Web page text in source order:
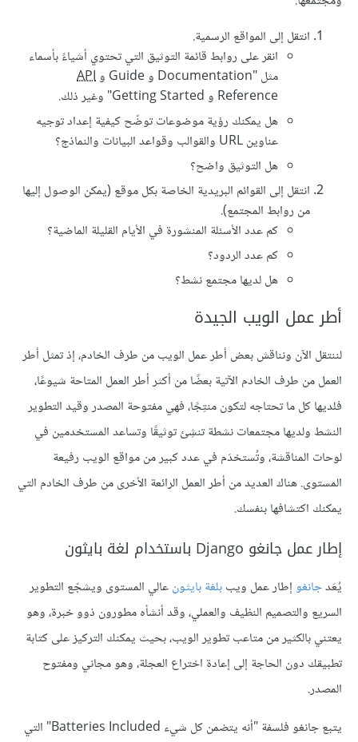
انتقل إلى المواقع الرسمية.
انقر على روابط قائمة التوثيق التي تحتوي أشياءً بأسماء
مثل "Documentation و Guide و
API
Reference و Getting Started" وغير ذلك.
هل يمكنك رؤية موضوعات توضّح كيفية إعداد توجيه
عناوين URL والقوالب وقواعد البيانات والنماذج؟
هل التوثيق واضح؟
انتقل إلى القوائم البريدية الخاصة بكل موقع (يمكن الوصول إليها
من روابط المجتمع).
كم عدد الأسئلة المنشورة في الأيام القليلة الماضية؟
كم عدد الردود؟
هل لديها مجتمع نشط؟
أطر عمل الويب الجيدة
لننتقل الآن ونناقش بعض أطر عمل الويب من طرف الخادم، إذ تمثل أطر
العمل من طرف الخادم الآتية بعضًا من أكثر أطر العمل المتاحة شيوعًا،
فلديها كل ما تحتاجه لتكون منتِجًا، فهي مفتوحة المصدر وقيد التطوير
النشط ولديها مجتمعات نشطة تنشِئ توثيقًا وتساعد المستخدمين في
لوحات المناقشة، وتُستخدَم في عدد كبير من مواقع الويب رفيعة
المستوى. هناك العديد من أطر العمل الرائعة الأخرى من طرف الخادم التي
يمكنك اكتشافها بنفسك.
إطار عمل جانغو Django باستخدام لغة بايثون
يُعَدجانغوإطار عمل ويببلغة بايثونعالي المستوى ويشجّع التطوير
السريع والتصميم النظيف والعملي، وقد أنشأه مطورون ذوو خبرة، وهو
يعتني بالكثير من متاعب تطوير الويب، بحيث يمكنك التركيز على كتابة
تطبيقك دون الحاجة إلى إعادة اختراع العجلة، وهو مجاني ومفتوح
المصدر.
يتبع جانغو فلسفة "أنه يتضمن كل شيء Batteries Included" التي